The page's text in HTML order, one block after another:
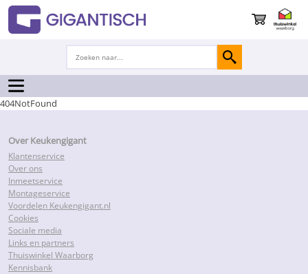
404NotFound
Over Keukengigant
Klantenservice
Over ons
Inmeetservice
Montageservice
Voordelen Keukengigant.nl
Cookies
Sociale media
Links en partners
Thuiswinkel Waarborg
Kennisbank